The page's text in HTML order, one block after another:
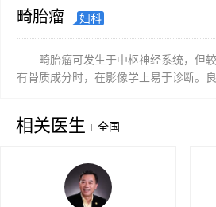
畸胎瘤 妇科
畸胎瘤可发生于中枢神经系统，但
有骨质成分时，在影像学上易于诊断。
相关医生 全国